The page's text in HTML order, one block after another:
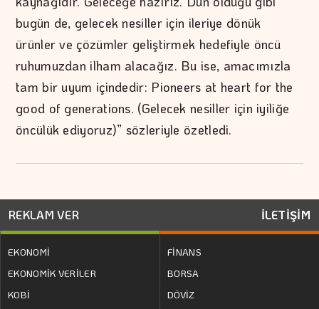
bugün de, gelecek nesiller için ileriye dönük
ürünler ve çözümler geliştirmek hedefiyle öncü
ruhumuzdan ilham alacağız. Bu ise, amacımızla
tam bir uyum içindedir: Pioneers at heart for the
good of generations. (Gelecek nesiller için iyiliğe
öncülük ediyoruz)” sözleriyle özetledi.
REKLAM VER İLETİŞİM
EKONOMİ
EKONOMİK VERİLER
KOBİ
FİNANS
BORSA
DÖVİZ